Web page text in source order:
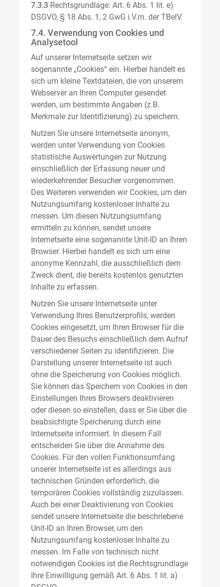
7.3.3 Rechtsgrundlage: Art. 6 Abs. 1 lit. e)
DSGVO, § 18 Abs. 1, 2 GwG i.V.m. der TBelV.
7.4. Verwendung von Cookies und
Analysetool
Auf unserer Internetseite setzen wir
sogenannte „Cookies“ ein. Hierbei handelt es
sich um kleine Textdateien, die von unserem
Webserver an Ihren Computer gesendet
werden, um bestimmte Angaben (z.B.
Merkmale zur Identifizierung) zu speichern.
Nutzen Sie unsere Internetseite anonym,
werden unter Verwendung von Cookies
statistische Auswertungen zur Nutzung
einschließlich der Erfassung neuer und
wiederkehrender Besucher vorgenommen.
Des Weiteren verwenden wir Cookies, um den
Nutzungsumfang kostenloser Inhalte zu
messen. Um diesen Nutzungsumfang
ermitteln zu können, sendet unsere
Internetseite eine sogenannte Unit-ID an Ihren
Browser. Hierbei handelt es sich um eine
anonyme Kennzahl, die ausschließlich dem
Zweck dient, die bereits kostenlos genutzten
Inhalte zu erfassen.
Nutzen Sie unsere Internetseite unter
Verwendung Ihres Benutzerprofils, werden
Cookies eingesetzt, um Ihren Browser für die
Dauer des Besuchs einschließlich dem Aufruf
verschiedener Seiten zu identifizieren. Die
Darstellung unserer Internetseite ist auch
ohne die Speicherung von Cookies möglich.
Sie können das Speichern von Cookies in den
Einstellungen Ihres Browsers deaktivieren
oder diesen so einstellen, dass er Sie über die
beabsichtigte Speicherung durch eine
Internetseite informiert. In diesem Fall
entscheiden Sie über die Annahme des
Cookies. Für den vollen Funktionsumfang
unserer Internetseite ist es allerdings aus
technischen Gründen erforderlich, die
temporären Cookies vollständig zuzulassen.
Auch bei einer Deaktivierung von Cookies
sendet unsere Internetseite die beschriebene
Unit-ID an Ihren Browser, um den
Nutzungsumfang kostenloser Inhalte zu
messen. Im Falle von technisch nicht
notwendigen Cookies ist die Rechtsgrundlage
Ihre Einwilligung gemäß Art. 6 Abs. 1 lit. a)